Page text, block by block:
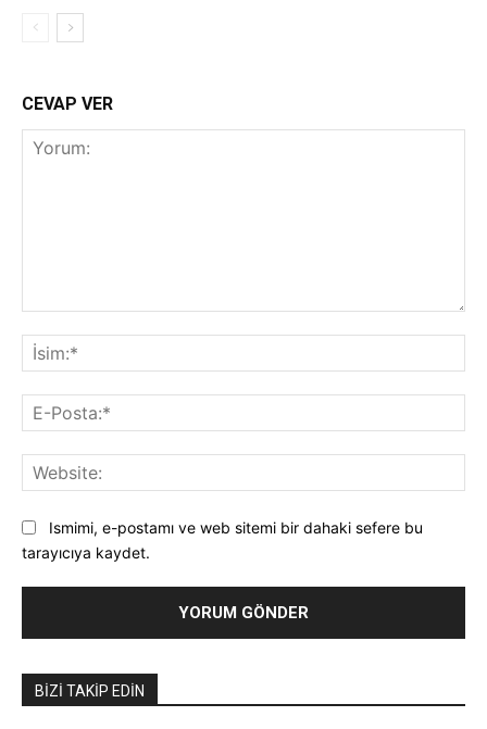
CEVAP VER
Ismimi, e-postamı ve web sitemi bir dahaki sefere bu
tarayıcıya kaydet.
BIZI TAKIP EDIN